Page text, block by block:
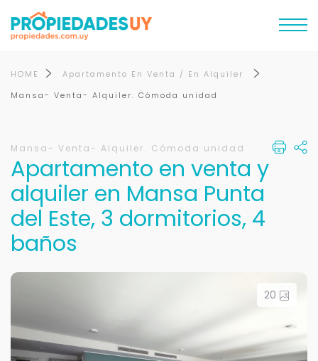
HOME
Apartamento En Venta / En Alquiler
Mansa- Venta- Alquiler. Cómoda unidad
Mansa- Venta- Alquiler. Cómoda unidad
Apartamento en venta y
alquiler en Mansa Punta
del Este, 3 dormitorios, 4
baños
20